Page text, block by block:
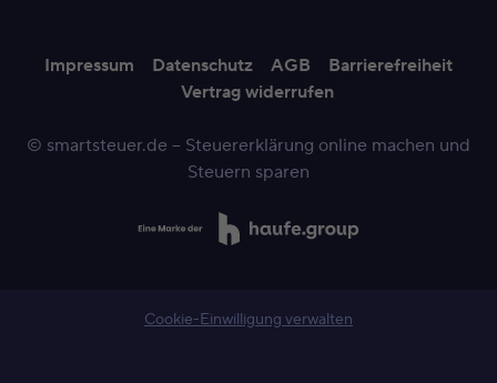
Impressum Datenschutz AGB
Barrierefreiheit
Vertrag widerrufen
© smartsteuer.de – Steuererklärung online machen und
Steuern sparen
Cookie-Einwilligung verwalten